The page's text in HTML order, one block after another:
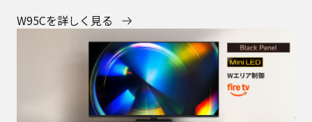
W95Cを詳しく見る